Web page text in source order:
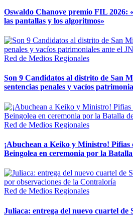
Oswaldo Chanove premio FIL 2026:
las pantallas y los algoritmos»
Red de Medios Regionales
Son 9 Candidatos al distrito de San
sentencias penales y vacíos
Red de Medios Regionales
¡Abuchean a Keiko y Ministro!
Beingolea en ceremonia por la
Red de Medios Regionales
Juliaca: entrega del nuevo cuartel de